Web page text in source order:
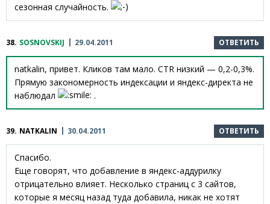
сезонная случайность.
38. SOSNOVSKIJ 29.04.2011 ОТВЕТИТЬ
natkalin, привет. Кликов там мало. CTR низкий — 0,2-0,3%.
Прямую закономерность индексации и яндекс-директа не
наблюдал
.
39. NATKALIN 30.04.2011 ОТВЕТИТЬ
Спасибо.
Еще говорят, что добавление в яндекс-аддурилку
отрицательно влияет. Несколько страниц с 3 сайтов,
которые я месяц назад туда добавила, никак не хотят